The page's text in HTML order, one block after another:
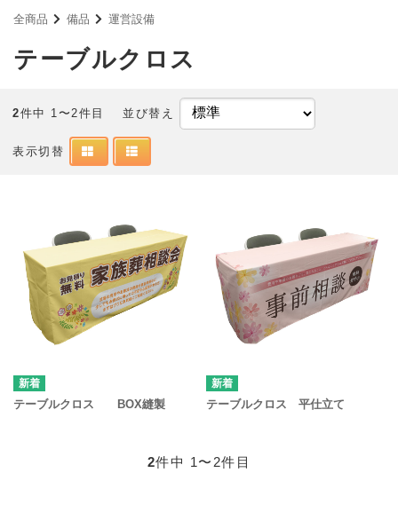
全商品 備品 運営設備
テーブルクロス
2件中 1〜2件目 並び替え
表示切替
テーブルクロス BOX縫製 テーブルクロス 平仕立て
2件中 1〜2件目